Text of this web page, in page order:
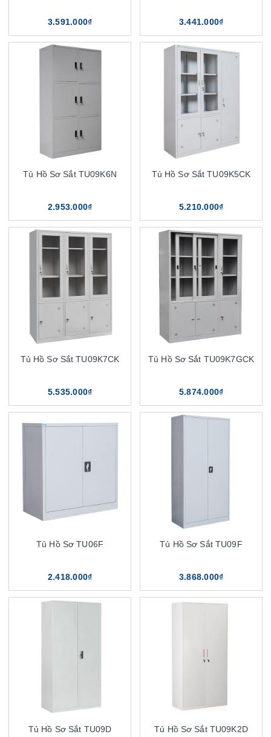
3.591.000₫ 3.441.000₫
Tủ Hồ Sơ Sắt TU09K6N
2.953.000₫
Tủ Hồ Sơ Sắt TU09K5CK
5.210.000₫
Tủ Hồ Sơ Sắt TU09K7CK
5.535.000₫
Tủ Hồ Sơ Sắt TU09K7GCK
5.874.000₫
Tủ Hồ Sơ TU06F
2.418.000₫
Tủ Hồ Sơ Sắt TU09F
3.868.000₫
Tủ Hồ Sơ Sắt TU09D Tủ Hồ Sơ Sắt TU09K2D